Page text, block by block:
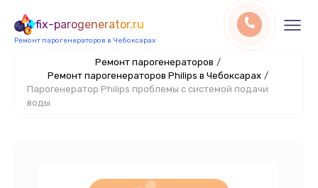
fix-parogenerator.ru
Ремонт парогенераторов в Чебоксарах
Ремонт парогенераторов /
Ремонт парогенераторов Philips в Чебоксарах /
Парогенератор Philips проблемы с системой подачи
воды